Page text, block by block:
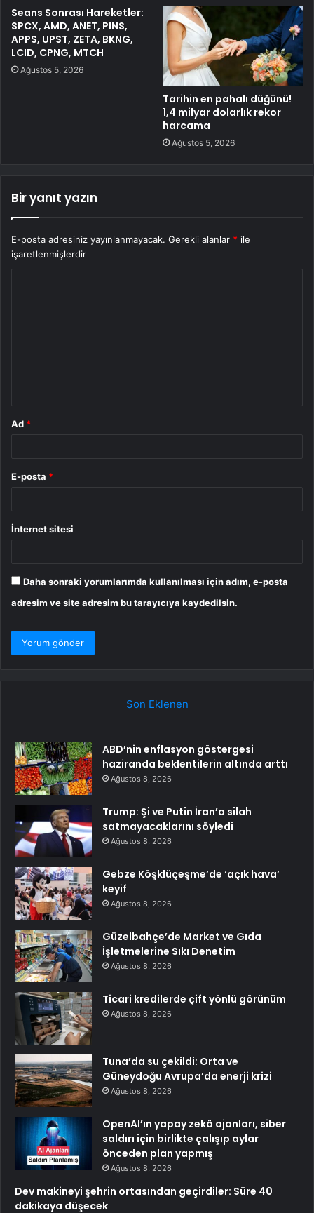
Seans Sonrası Hareketler:
SPCX, AMD, ANET, PINS,
APPS, UPST, ZETA, BKNG,
LCID, CPNG, MTCH
Ağustos 5, 2026
Tarihin en pahalı düğünü!
1,4 milyar dolarlık rekor
harcama
Ağustos 5, 2026
Bir yanıt yazın
E-posta adresiniz yayınlanmayacak. Gerekli alanlar * ile
işaretlenmişlerdir
Ad *
E-posta *
İnternet sitesi
Daha sonraki yorumlarımda kullanılması için adım, e-posta
adresim ve site adresim bu tarayıcıya kaydedilsin.
Son Eklenen
ABD’nin enflasyon göstergesi
haziranda beklentilerin altında arttı
Ağustos 8, 2026
Trump: Şi ve Putin İran’a silah
satmayacaklarını söyledi
Ağustos 8, 2026
Gebze Köşklüçeşme’de ‘açık hava’
keyif
Ağustos 8, 2026
Güzelbahçe’de Market ve Gıda
İşletmelerine Sıkı Denetim
Ağustos 8, 2026
Ticari kredilerde çift yönlü görünüm
Ağustos 8, 2026
Tuna’da su çekildi: Orta ve
Güneydoğu Avrupa’da enerji krizi
Ağustos 8, 2026
OpenAI’ın yapay zekâ ajanları, siber
saldırı için birlikte çalışıp aylar
önceden plan yapmış
Ağustos 8, 2026
Dev makineyi şehrin ortasından geçirdiler: Süre 40
dakikaya düşecek